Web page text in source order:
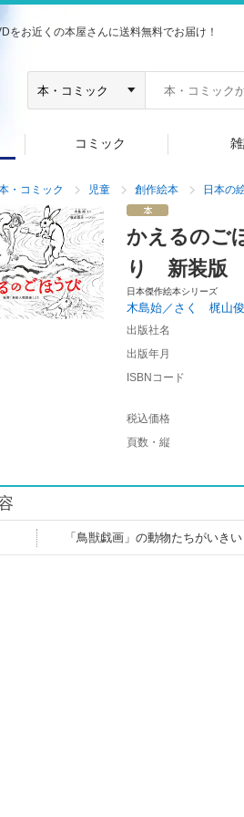
をお近くの本屋さんに送料無料でお届け！
コミック
・コミック 児童 創作絵本 日本の
かえるのご
り 新装版
日本傑作絵本シリーズ
木島始／さく 梶山俊
出版社名
出版年月
ISBNコード
税込価格
頁数・縦
「鳥獣戯画」の動物たちがいき